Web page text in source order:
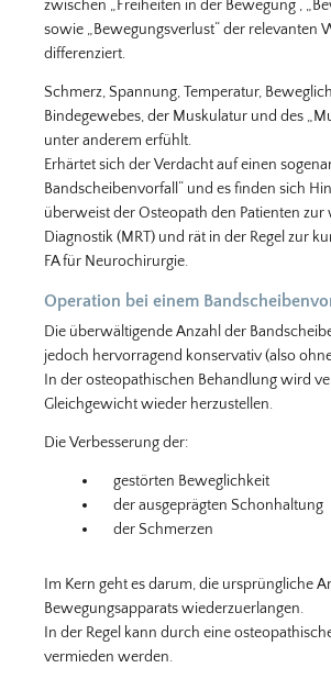
zwischen „Freiheiten in der Bewegung“,
sowie „Bewegungsverlust“ der relevanten
differenziert.
Schmerz, Spannung, Temperatur,
Bindegewebes, der Muskulatur und des
unter anderem erfühlt.
Erhärtet sich der Verdacht auf einen
Bandscheibenvorfall“ und es finden sich
überweist der Osteopath den Patienten zur
Diagnostik (MRT) und rät in der Regel zur
FA für Neurochirurgie.
Operation bei einem
Die überwältigende Anzahl der
jedoch hervorragend konservativ (also
In der osteopathischen Behandlung wird
Gleichgewicht wieder herzustellen.
Die Verbesserung der:
gestörten Beweglichkeit
der ausgeprägten Schonhaltung
der Schmerzen
Im Kern geht es darum, die ursprüngliche
Bewegungsapparats wiederzuerlangen.
In der Regel kann durch eine
vermieden werden.